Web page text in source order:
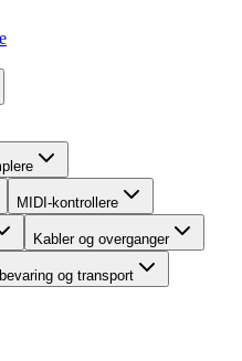
MIDI-kontrollere
Kabler og overganger
og transport